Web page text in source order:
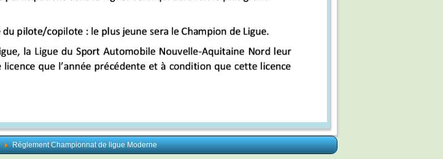
Réglement Championnat de ligue Moderne